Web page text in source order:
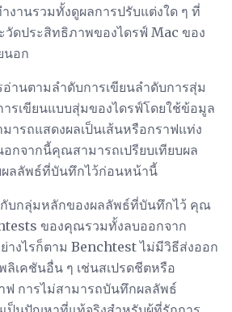
งานรวมทั้งดูผลการปรับแต่งใด ๆ ที่
ดประสิทธิภาพของไดรฟ์ Mac ของ
นอก
านตามลำดับการเขียนลำดับการสุ่ม
ารเขียนแบบสุ่มของไดรฟ์โดยใช้ข้อมูล
ารถแสดงผลเป็นเส้นหรือกราฟแท่ง
กจากนี้คุณสามารถเปรียบเทียบผล
ลลัพธ์ที่บันทึกไว้ก่อนหน้านี้
บกลุ่มหลักของผลลัพธ์ที่บันทึกไว้ คุณ
ของคุณรวมทั้งลบออกจาก
ย่างไรก็ตาม Benchtest ไม่มีวิธีส่งออก
ลิเคชันอื่น ๆ เช่นสเปรดชีตหรือ
ฟ การไม่สามารถบันทึกผลลัพธ์